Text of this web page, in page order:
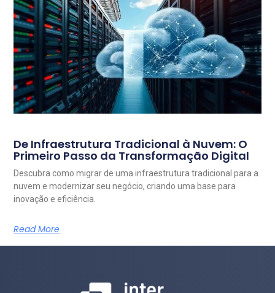
De Infraestrutura Tradicional à Nuvem: O
Primeiro Passo da Transformação Digital
Descubra como migrar de uma infraestrutura tradicional para a
nuvem e modernizar seu negócio, criando uma base para
inovação e eficiência.
Read More